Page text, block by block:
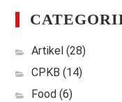
Artikel (28)
CPKB (14)
Food (6)